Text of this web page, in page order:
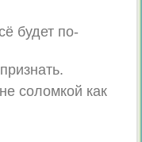
будет по-
соломкой как